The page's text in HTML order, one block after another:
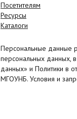
Посетителям
Ресурсы
Каталоги
Персональные данные
персональных данных,
данных» и Политики в
МГОУНБ. Условия и